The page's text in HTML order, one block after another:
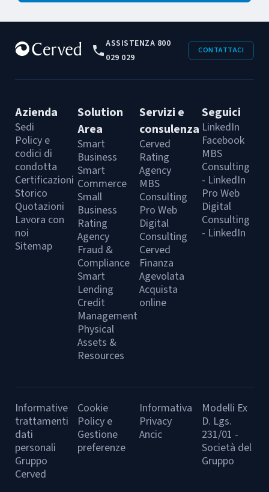
ASSISTENZA 800
029 029
CONTATTACI
Azienda
Sedi
Policy e
codici di
condotta
Certificazioni
Storico
Quotazioni
Lavora con
noi
Sitemap
Solution
Area
Smart
Business
Smart
Commerce
Small
Business
Rating
Agency
Fraud &
Compliance
Smart
Lending
Credit
Management
Physical
Assets &
Resources
Servizi e
consulenza
Cerved
Rating
Agency
MBS
Consulting
Pro Web
Digital
Consulting
Cerved
Finanza
Agevolata
Acquista
online
Seguici
LinkedIn
Facebook
MBS
Consulting
- LinkedIn
Pro Web
Digital
Consulting
- LinkedIn
Informative
trattamenti
dati
personali
Gruppo
Cerved
Cookie
Policy e
Gestione
preferenze
Informativa
Privacy
Ancic
Modelli Ex
D. Lgs.
231/01 -
Società del
Gruppo